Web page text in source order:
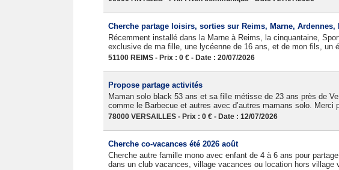
Cherche partage loisirs, sorties sur Reims, Marne, Ardennes,
Récemment installé dans la Marne à Reims, la cinquantaine,
exclusive de ma fille, une lycéenne de 16 ans, et de mon fils, un
51100 REIMS - Prix : 0 € - Date : 20/07/2026
Propose partage activités
Maman solo black 53 ans et sa fille métisse de 23 ans près de
comme le Barbecue et autres avec d’autres mamans solo. Merci
78000 VERSAILLES - Prix : 0 € - Date : 12/07/2026
Cherche co-vacances été 2026 août
Cherche autre famille mono avec enfant de 4 à 6 ans pour
dans un club vacances, village vacances ou location hors village